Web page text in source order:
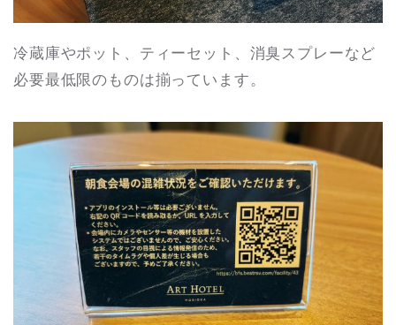
冷蔵庫やポット、ティーセット、消臭スプレーなど
必要最低限のものは揃っています。